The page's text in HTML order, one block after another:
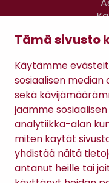
Tämä sivusto
Käytämme
sosiaalisen median
sekä
jaamme
analytiikka-alan
miten käytät
yhdistää näitä
antanut heille tai